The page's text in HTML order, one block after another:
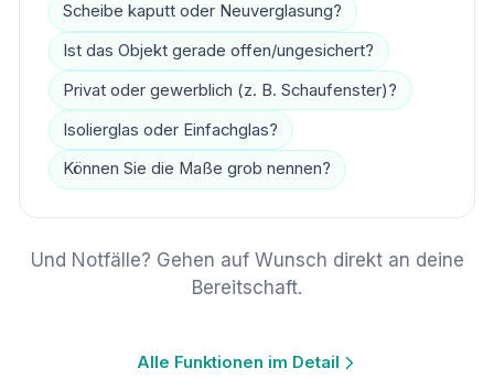
Scheibe kaputt oder Neuverglasung?
Ist das Objekt gerade offen/ungesichert?
Privat oder gewerblich (z. B. Schaufenster)?
Isolierglas oder Einfachglas?
Können Sie die Maße grob nennen?
Und Notfälle? Gehen auf Wunsch direkt an deine
Bereitschaft.
Alle Funktionen im Detail